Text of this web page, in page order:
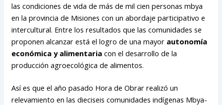
las condiciones de vida de más de mil cien personas mbya
en la provincia de Misiones con un abordaje participativo e
intercultural. Entre los resultados que las comunidades se
proponen alcanzar está el logro de una mayor autonomía
económica y alimentariacon el desarrollo de la
producción agroecológica de alimentos.
Así es que el año pasado Hora de Obrar realizó un
relevamiento en las dieciseis comunidades indígenas Mbya-